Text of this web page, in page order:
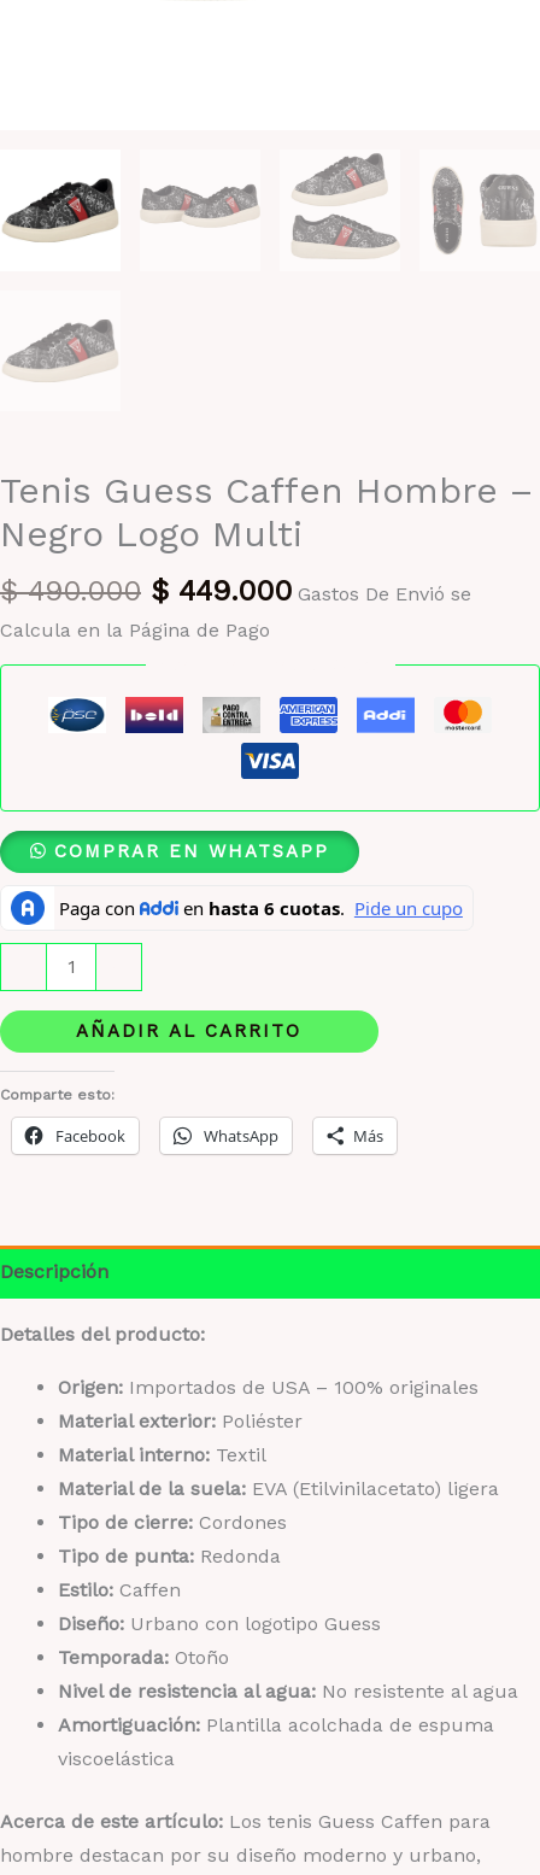
Tenis Guess Caffen Hombre –
Negro Logo Multi
$490.000 El
precio
era:
$ 490.000.
$ 449.000El
es:
$ 449.000.
Gastos De Envió se
Calcula en la Página de Pago
COMPRAR EN WHATSAPP
Guess
Caffen
Hombre
–
Negro
Logo
AÑADIR AL CARRITO
Comparte esto:
Facebook WhatsApp Más
Descripción
Detalles del producto:
Origen: Importados de USA – 100% originales
Material exterior: Poliéster
Material interno: Textil
Material de la suela: EVA (Etilvinilacetato) ligera
Tipo de cierre: Cordones
Tipo de punta: Redonda
Estilo: Caffen
Diseño: Urbano con logotipo Guess
Temporada: Otoño
Nivel de resistencia al agua: No resistente al agua
Amortiguación: Plantilla acolchada de espuma
viscoelástica
Acerca de este artículo: Los tenis Guess Caffen para
hombre destacan por su diseño moderno y urbano,